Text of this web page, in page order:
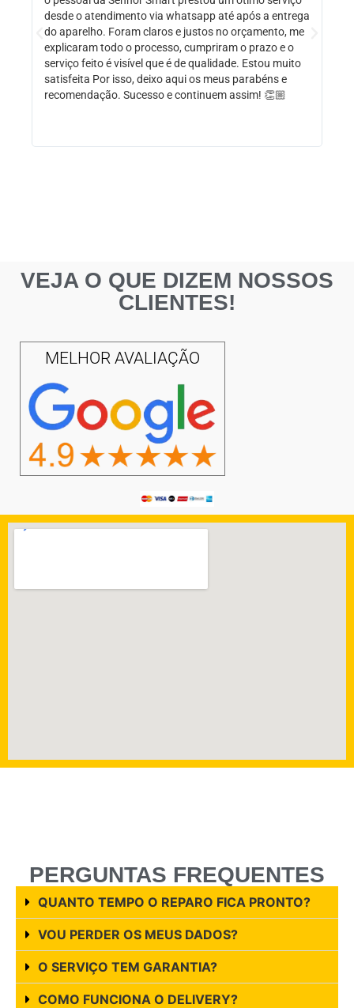
desde o atendimento via whatsapp até após a entrega
do aparelho. Foram claros e justos no orçamento, me
explicaram todo o processo, cumpriram o prazo e o
serviço feito é visível que é de qualidade. Estou muito
satisfeita Por isso, deixo aqui os meus parabéns e
recomendação. Sucesso e continuem assim! 👏🏼
VEJA O QUE DIZEM NOSSOS
CLIENTES!
MELHOR AVALIAÇÃO
PERGUNTAS FREQUENTES
QUANTO TEMPO O REPARO FICA PRONTO?
VOU PERDER OS MEUS DADOS?
O SERVIÇO TEM GARANTIA?
COMO FUNCIONA O DELIVERY?